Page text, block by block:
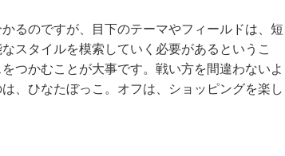
るのですが、目下のテーマやフィールドは、短
スタイルを模索していく必要があるというこ
つかむことが大事です。戦い方を間違わないよ
、ひなたぼっこ。オフは、ショッピングを楽し